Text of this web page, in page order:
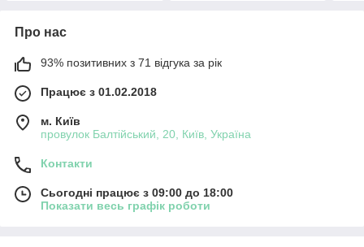
Про нас
93% позитивних з 71 відгука за рік
Працює з 01.02.2018
м. Київ
провулок Балтійський, 20, Київ, Україна
Контакти
Сьогодні працює з 09:00 до 18:00
Показати весь графік роботи